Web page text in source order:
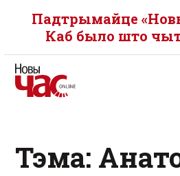
Падтрымайце
Каб было што
Тэма: